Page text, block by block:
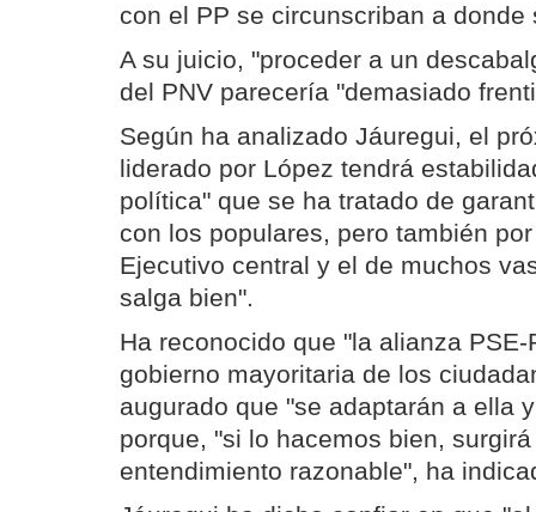
con el PP se circunscriban a donde
A su juicio, "proceder a un
del PNV parecería "demasiado
Según ha analizado Jáuregui, el
liderado por López tendrá
política" que se ha tratado de
con los populares, pero también
Ejecutivo central y el de muchos
salga bien".
Ha reconocido que "la alianza
gobierno mayoritaria de los
augurado que "se adaptarán a ella
porque, "si lo hacemos bien,
entendimiento razonable", ha